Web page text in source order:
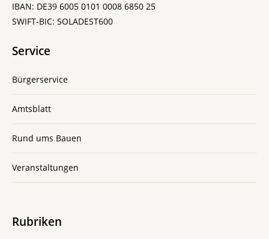
IBAN: DE39 6005 0101 0008 6850 25
SWIFT-BIC: SOLADEST600
Service
Bürgerservice
Amtsblatt
Rund ums Bauen
Veranstaltungen
Rubriken